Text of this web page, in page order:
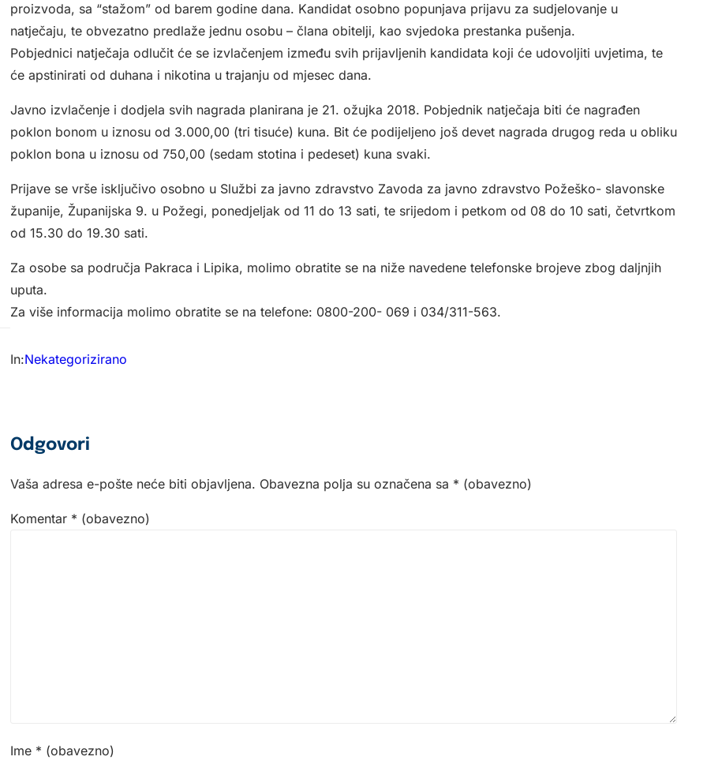
proizvoda, sa “stažom” od barem godine dana. Kandidat osobno popunjava prijavu za sudjelovanje u
natječaju, te obvezatno predlaže jednu osobu – člana obitelji, kao svjedoka prestanka pušenja.
Pobjednici natječaja odlučit će se izvlačenjem između svih prijavljenih kandidata koji će udovoljiti uvjetima, te
će apstinirati od duhana i nikotina u trajanju od mjesec dana.
Javno izvlačenje i dodjela svih nagrada planirana je 21. ožujka 2018. Pobjednik natječaja biti će nagrađen
poklon bonom u iznosu od 3.000,00 (tri tisuće) kuna. Bit će podijeljeno još devet nagrada drugog reda u obliku
poklon bona u iznosu od 750,00 (sedam stotina i pedeset) kuna svaki.
Prijave se vrše isključivo osobno u Službi za javno zdravstvo Zavoda za javno zdravstvo Požeško- slavonske
županije, Županijska 9. u Požegi, ponedjeljak od 11 do 13 sati, te srijedom i petkom od 08 do 10 sati, četvrtkom
od 15.30 do 19.30 sati.
Za osobe sa područja Pakraca i Lipika, molimo obratite se na niže navedene telefonske brojeve zbog daljnjih
uputa.
Za više informacija molimo obratite se na telefone: 0800-200- 069 i 034/311-563.
In:Nekategorizirano
Odgovori
Vaša adresa e-pošte neće biti objavljena. Obavezna polja su označena sa * (obavezno)
Komentar * (obavezno)
Ime * (obavezno)